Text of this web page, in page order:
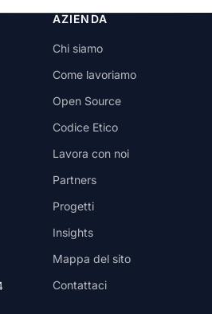
AZIENDA
Chi siamo
Come lavoriamo
Open Source
Codice Etico
Lavora con noi
Partners
Progetti
Insights
Mappa del sito
Contattaci